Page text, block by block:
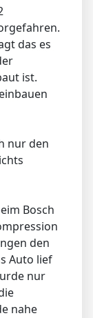
das es
ist.
nur den
Bosch
den
Auto lief
nur
nahe